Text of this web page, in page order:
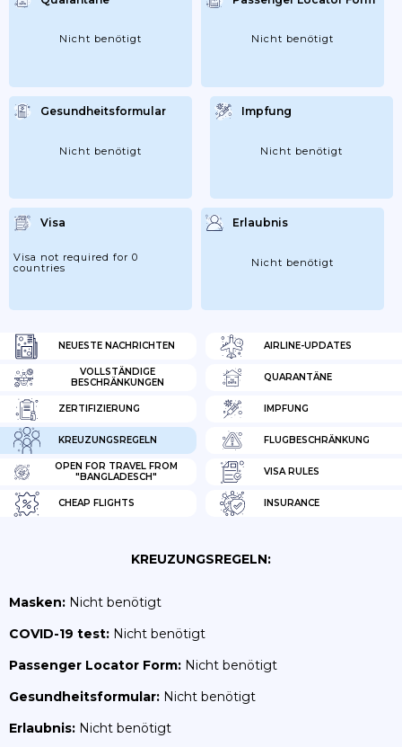
NEUESTE NACHRICHTEN AIRLINE-UPDATES
VOLLSTÄNDIGE
BESCHRÄNKUNGEN
QUARANTÄNE
ZERTIFIZIERUNG IMPFUNG
KREUZUNGSREGELN FLUGBESCHRÄNKUNG
OPEN FOR TRAVEL FROM
"BANGLADESCH"
VISA RULES
CHEAP FLIGHTS INSURANCE
Nicht benötigt Nicht benötigt
Gesundheitsformular
Nicht benötigt
Impfung
Nicht benötigt
Visa
Visa not required for 0
countries
Erlaubnis
Nicht benötigt
KREUZUNGSREGELN:
Masken: Nicht benötigt
COVID-19 test: Nicht benötigt
Passenger Locator Form: Nicht benötigt
Gesundheitsformular: Nicht benötigt
Erlaubnis: Nicht benötigt